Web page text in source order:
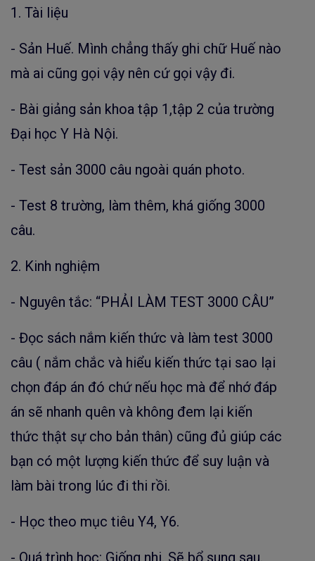
1. Tài liệu
- Sản Huế. Mình chẳng thấy ghi chữ Huế nào
mà ai cũng gọi vậy nên cứ gọi vậy đi.
- Bài giảng sản khoa tập 1,tập 2 của trường
Đại học Y Hà Nội.
- Test sản 3000 câu ngoài quán photo.
- Test 8 trường, làm thêm, khá giống 3000
câu.
2. Kinh nghiệm
- Nguyên tắc: “PHẢI LÀM TEST 3000 CÂU”
- Đọc sách nắm kiến thức và làm test 3000
câu ( nắm chắc và hiểu kiến thức tại sao lại
chọn đáp án đó chứ nếu học mà để nhớ đáp
án sẽ nhanh quên và không đem lại kiến
thức thật sự cho bản thân) cũng đủ giúp các
bạn có một lượng kiến thức để suy luận và
làm bài trong lúc đi thi rồi.
- Học theo mục tiêu Y4, Y6.
- Quá trình học: Giống nhi. Sẽ bổ sung sau.